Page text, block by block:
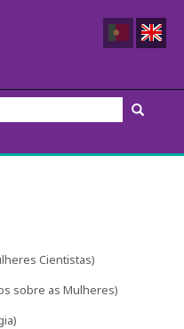
Cientistas)
sobre as Mulheres)